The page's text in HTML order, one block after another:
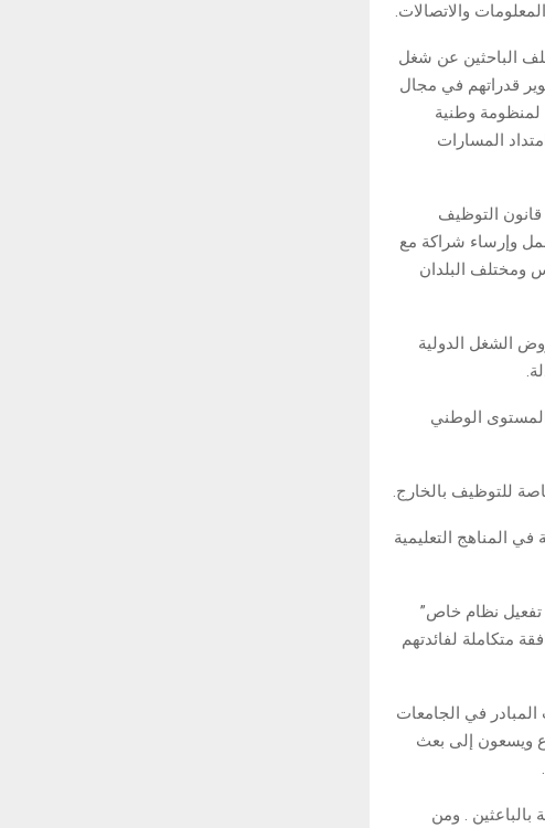
والاتصالات.
الباحثين عن شغل
قدراتهم في مجال
لمنظومة وطنية
المسارات
التوظيف
وإرساء شراكة مع
ومختلف البلدان
الشغل الدولية
الوطني
للتوظيف بالخارج.
المناهج التعليمية
على الانطلاق في تفعيل نظام خاص”
متكاملة لفائدتهم
في الجامعات
ويسعون إلى بعث
. ومن